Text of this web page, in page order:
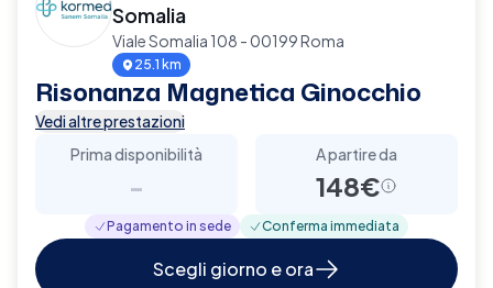
Somalia
Viale Somalia 108 - 00199 Roma
25.1 km
Risonanza Magnetica Ginocchio
Vedi altre prestazioni
Prima disponibilità
-
A partire da
148€
Pagamento in sede Conferma immediata
Scegli giorno e ora